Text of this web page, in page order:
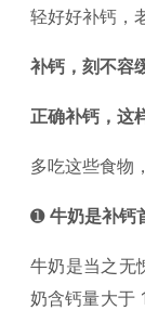
轻好好补钙，
补钙，刻不容
正确补钙，这
多吃这些食物
➊ 牛奶是补钙
牛奶是当之无
奶含钙量大于